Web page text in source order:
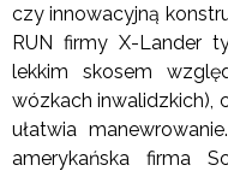
czy innowacyjną
RUN firmy X-Lander
lekkim skosem
wózkach inwalidzkich),
ułatwia
amerykańska firma